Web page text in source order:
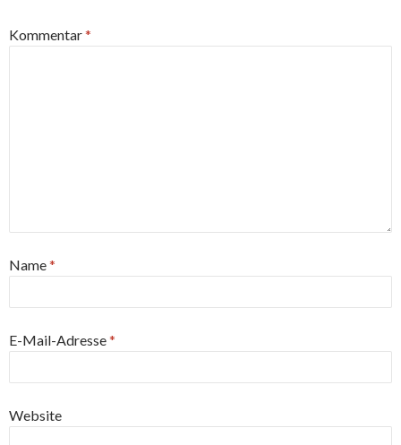
Kommentar*
Name*
E-Mail-Adresse*
Website